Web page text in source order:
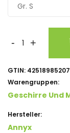
Gr. S
- +
GTIN:
Warengruppen:
Geschirre Und
Hersteller:
Annyx